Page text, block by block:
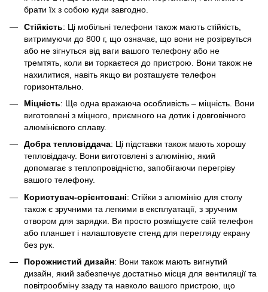
брати їх з собою куди завгодно.
Стійкість: Ці мобільні телефони також мають стійкість,
витримуючи до 800 г, що означає, що вони не розірвуться
або не зігнуться від ваги вашого телефону або не
тремтять, коли ви торкаєтеся до пристрою. Вони також не
нахилитися, навіть якщо ви розташуєте телефон
горизонтально.
Міцність: Ще одна вражаюча особливість – міцність. Вони
виготовлені з міцного, приємного на дотик і довговічного
алюмінієвого сплаву.
Добра тепловіддача: Ці підставки також мають хорошу
тепловіддачу. Вони виготовлені з алюмінію, який
допомагає з теплопровідністю, запобігаючи перегріву
вашого телефону.
Користувач-орієнтовані: Стійки з алюмінію для столу
також є зручними та легкими в експлуатації, з зручним
отвором для зарядки. Ви просто розміщуєте свій телефон
або планшет і налаштовуєте стенд для перегляду екрану
без рук.
Порожнистий дизайн: Вони також мають вигнутий
дизайн, який забезпечує достатньо місця для вентиляції та
повітрообміну ззаду та навколо вашого пристрою, що